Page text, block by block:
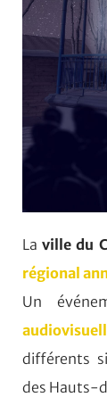
Laville du
régional
Un
différents
des Hauts-